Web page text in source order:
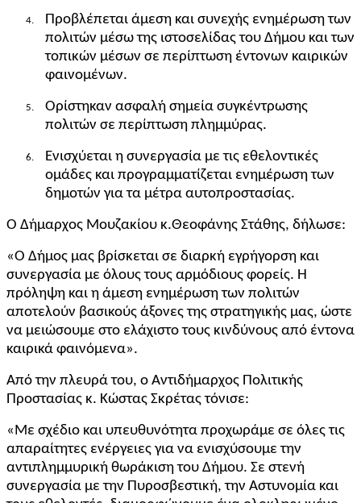
4.
Προβλέπεται άμεση και συνεχής ενημέρωση των
πολιτών μέσω της ιστοσελίδας του Δήμου και των
τοπικών μέσων σε περίπτωση έντονων καιρικών
φαινομένων.
5.
Ορίστηκαν ασφαλή σημεία συγκέντρωσης
πολιτών σε περίπτωση πλημμύρας.
6.
Ενισχύεται η συνεργασία με τις εθελοντικές
ομάδες και προγραμματίζεται ενημέρωση των
δημοτών για τα μέτρα αυτοπροστασίας.
Ο Δήμαρχος Μουζακίου κ.Θεοφάνης Στάθης, δήλωσε:
«Ο Δήμος μας βρίσκεται σε διαρκή εγρήγορση και
συνεργασία με όλους τους αρμόδιους φορείς. Η
πρόληψη και η άμεση ενημέρωση των πολιτών
αποτελούν βασικούς άξονες της στρατηγικής μας, ώστε
να μειώσουμε στο ελάχιστο τους κινδύνους από έντονα
καιρικά φαινόμενα».
Από την πλευρά του, ο Αντιδήμαρχος Πολιτικής
Προστασίας κ. Κώστας Σκρέτας τόνισε:
«Με σχέδιο και υπευθυνότητα προχωράμε σε όλες τις
απαραίτητες ενέργειες για να ενισχύσουμε την
αντιπλημμυρική θωράκιση του Δήμου. Σε στενή
συνεργασία με την Πυροσβεστική, την Αστυνομία και